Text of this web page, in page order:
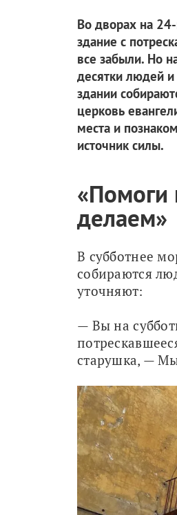
Во дворах на
здание с
все забыли. Но
десятки людей и
здании
церковь
места и
источник силы.
«Помоги
делаем»
В субботнее
собираются
уточняют:
— Вы на
старушка, —